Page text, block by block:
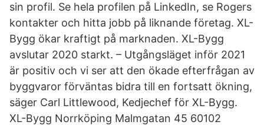
sin profil. Se hela profilen på LinkedIn, se Rogers
kontakter och hitta jobb på liknande företag. XL-
Bygg ökar kraftigt på marknaden. XL-Bygg
avslutar 2020 starkt. – Utgångsläget inför 2021
är positiv och vi ser att den ökade efterfrågan av
byggvaror förväntas bidra till en fortsatt ökning,
säger Carl Littlewood, Kedjechef för XL-Bygg.
XL-Bygg Norrköping Malmgatan 45 60102